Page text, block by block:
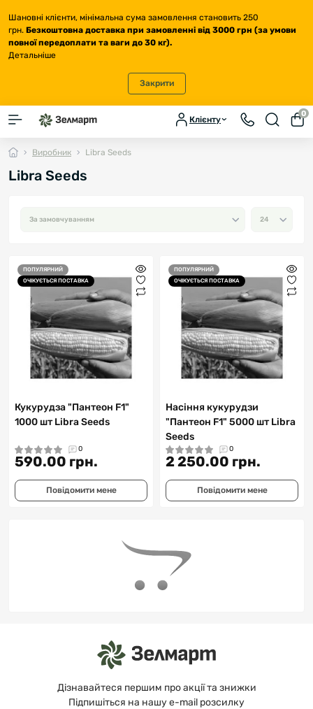
Шановні клієнти, мінімальна сума замовлення становить 250
грн. Безкоштовна доставка при замовленні від 3000 грн (за умови
повної передоплати та ваги до 30 кг).
Детальніше
Закрити
Клієнту
0
Виробник Libra Seeds
Libra Seeds
ПОПУЛЯРНИЙ
ОЧІКУЄТЬСЯ ПОСТАВКА
Кукурудза "Пантеон F1"
1000 шт Libra Seeds
0
590.00 грн.
Повідомити мене
ПОПУЛЯРНИЙ
ОЧІКУЄТЬСЯ ПОСТАВКА
Насіння кукурудзи
"Пантеон F1" 5000 шт Libra
Seeds
0
2 250.00 грн.
Повідомити мене
Дізнавайтеся першим про акції та знижки
Підпишіться на нашу e-mail розсилку